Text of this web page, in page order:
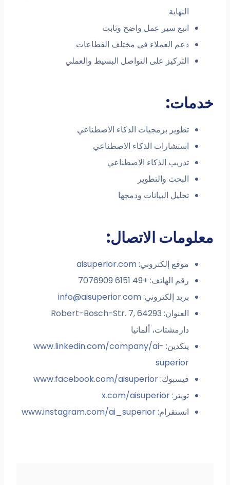
النهاية
اتبع سير عمل واضح وثابت
دعم العملاء في مختلف القطاعات
التركيز على التواصل البسيط والعملي
خدمات:
تطوير برمجيات الذكاء الاصطناعي
استشارات الذكاء الاصطناعي
تدريب الذكاء الاصطناعي
البحث والتطوير
تحليل البيانات ودمجها
معلومات الاتصال:
موقع إلكتروني:aisuperior.com
رقم الهاتف: +49 6151 7076909
بريد إلكتروني:info@aisuperior.com
العنوان: Robert-Bosch-Str. 7, 64293
دارمشتات، ألمانيا
ينكدين: www.linkedin.com/company/ai-
superior
فيسبوك:www.facebook.com/aisuperior
تويتر:x.com/aisuperior
انستقرام:www.instagram.com/ai_superior